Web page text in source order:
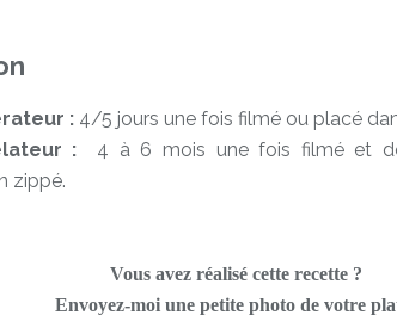
: 4/5 jours une fois filmé ou placé
:
4 à 6 mois une fois filmé et
zippé.
Vous avez réalisé cette recette ?
Envoyez-moi une petite photo de votre